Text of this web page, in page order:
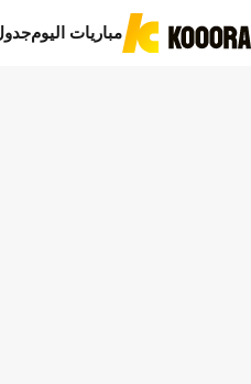
مباريات اليوم